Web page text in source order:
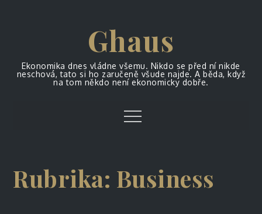
Ghaus
Ekonomika dnes vládne všemu. Nikdo se před ní nikde
neschová, tato si ho zaručeně všude najde. A běda, když
na tom někdo není ekonomicky dobře.
Menu
Rubrika: Business